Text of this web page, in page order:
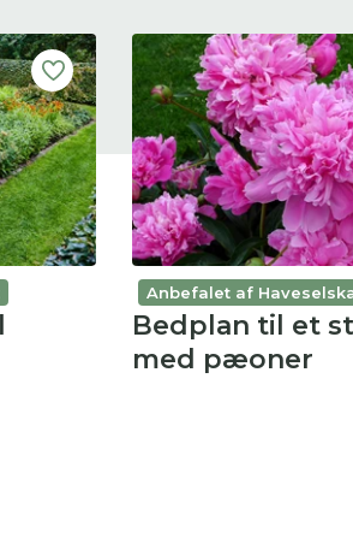
Anbefalet af
Bedplan til et
med pæoner